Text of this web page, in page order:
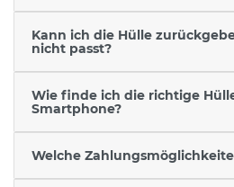
Kann ich die Hülle
nicht passt?
Wie finde ich die richtige
Smartphone?
Welche